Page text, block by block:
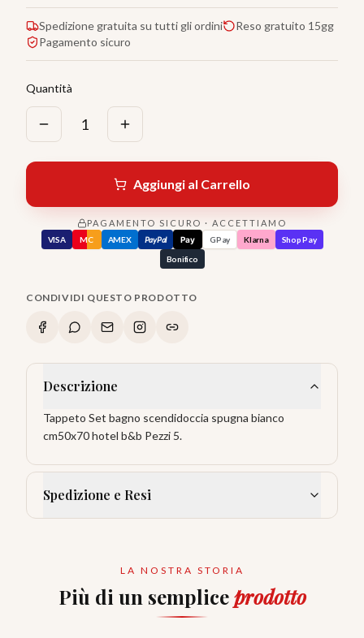
Spedizione gratuita su tutti gli ordini
Reso gratuito 15gg
Pagamento sicuro
Quantità
1
Aggiungi al Carrello
PAGAMENTO SICURO · ACCETTIAMO
VISA MC AMEX PayPal Pay GPay Klarna
Shop Pay
Bonifico
CONDIVIDI QUESTO PRODOTTO
Descrizione
Tappeto Set bagno scendidoccia spugna bianco
cm50x70 hotel b&b Pezzi 5.
Spedizione e Resi
LA NOSTRA STORIA
Più di un sempliceprodotto